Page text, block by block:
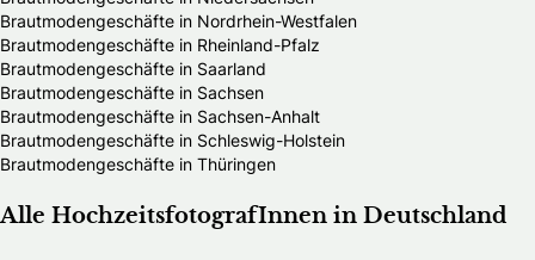
Brautmodengeschäfte in Nordrhein-Westfalen
Brautmodengeschäfte in Rheinland-Pfalz
Brautmodengeschäfte in Saarland
Brautmodengeschäfte in Sachsen
Brautmodengeschäfte in Sachsen-Anhalt
Brautmodengeschäfte in Schleswig-Holstein
Brautmodengeschäfte in Thüringen
Alle HochzeitsfotografInnen in Deutschland